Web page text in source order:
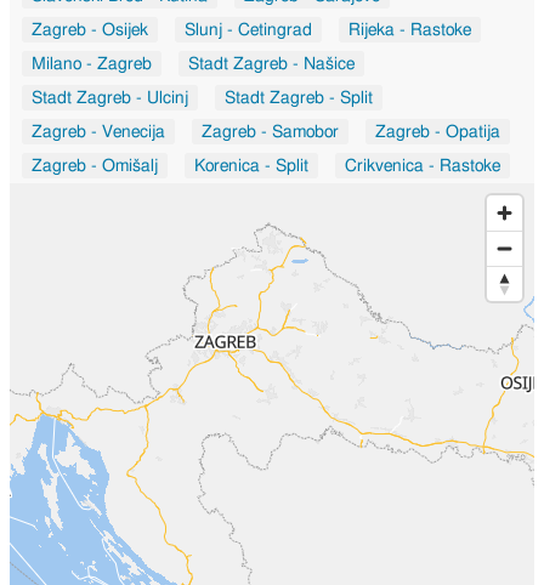
Zagreb - Osijek
Slunj - Cetingrad
Rijeka - Rastoke
Milano - Zagreb
Stadt Zagreb - Našice
Stadt Zagreb - Ulcinj
Stadt Zagreb - Split
Zagreb - Venecija
Zagreb - Samobor
Zagreb - Opatija
Zagreb - Omišalj
Korenica - Split
Crikvenica - Rastoke
Zagreb - Dvorce
Zagreb - Slavonski Brod
Град Загреб - Сплит
Rab - Zagreb
Zagreb - Zadar
Град Загреб - Chandivali
Град Загреб - Ashok Vihar
Osijek - Slunj